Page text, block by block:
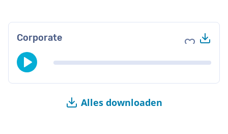
Corporate Voeg toe
Alles downloaden